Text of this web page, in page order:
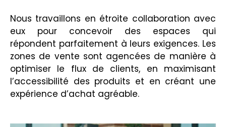
Nous travaillons en étroite collaboration avec
eux pour concevoir des espaces qui
répondent parfaitement à leurs exigences. Les
zones de vente sont agencées de manière à
optimiser le flux de clients, en maximisant
l’accessibilité des produits et en créant une
expérience d’achat agréable.